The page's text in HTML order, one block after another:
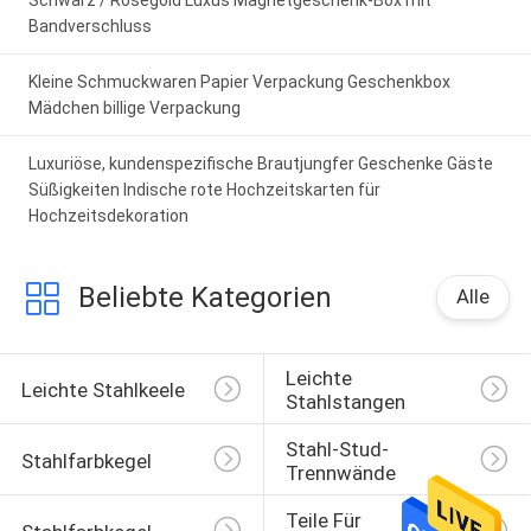
the difference. No more eye strain during long
sessions. Highly r
Bandverschluss
Kleine Schmuckwaren Papier Verpackung Geschenkbox
Mädchen billige Verpackung
Luxuriöse, kundenspezifische Brautjungfer Geschenke Gäste
Süßigkeiten Indische rote Hochzeitskarten für
Hochzeitsdekoration
Beliebte Kategorien Alle
Leichte Stahlkeele
Leichte
Stahlstangen
Stahlfarbkegel
Stahl-Stud-
Trennwände
Teile Für